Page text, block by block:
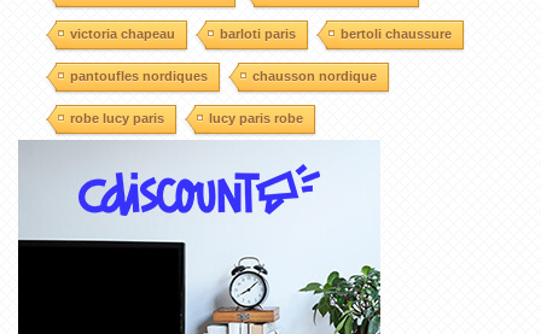
victoria chapeau barloti paris bertoli chaussure
pantoufles nordiques chausson nordique
robe lucy paris lucy paris robe